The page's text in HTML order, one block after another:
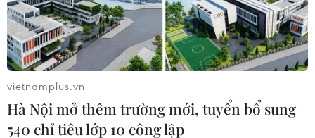
(Vietnam+)
vietnamplus.vn
Hà Nội mở thêm trường mới, tuyển bổ sung
540 chỉ tiêu lớp 10 công lập